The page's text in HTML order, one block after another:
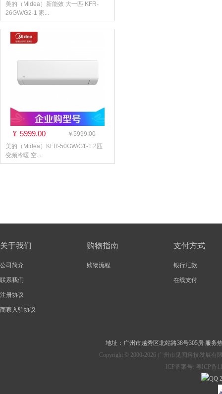
美的（Midea）新能效 大一匹 KFR-
26GW/G2-1 家...
¥ 5999.00
￥5999.00
美的（Midea）KFR-50GW/G1-1 2匹
变频冷暖 空...
关于我们
公司简介
联系我们
注册协议
商家入驻协议
购物指南
购物流程
支付方式
银行汇款
在线支付
地址： 广州市越秀区北站路38号305房 服务
Copyright © 2000-2026 广州市见闻科技发展
ICP备案号: 粤ICP备